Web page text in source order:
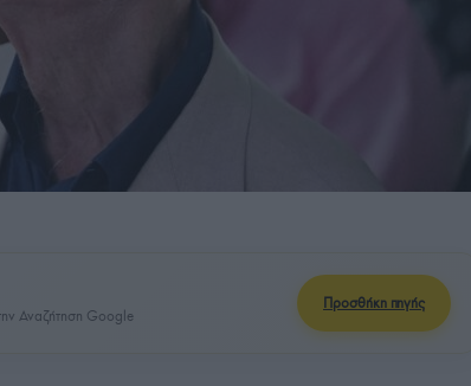
Αναζήτηση Google
Προσθήκη πηγής